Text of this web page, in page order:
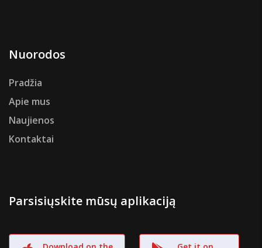
Nuorodos
Pradžia
Apie mus
Naujienos
Kontaktai
Parsisiųskite mūsų aplikaciją